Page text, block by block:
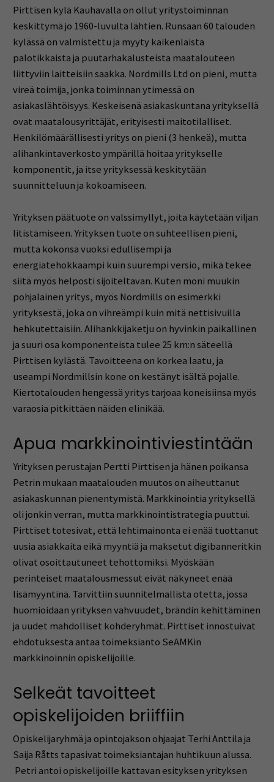
Pirttisen kylä Kauhavalla on ollut yritystoiminnan
keskittymä jo 1960-luvulta lähtien. Runsaan 60 talouden
kylässä on valmistettu ja myyty kaikenlaista
palotikkaista ja puutarhakalusteista maatalouteen
liittyviin laitteisiin saakka. Nordmills Ltd on pieni, mutta
vireä toimija, jonka toiminnan ytimessä on
asiakaslähtöisyys. Keskeisenä asiakaskuntana yrityksellä
ovat maatalousyrittäjät, erityisesti maitotilalliset.
Henkilömäärällisesti yritys on pieni (3 henkeä), mutta
alihankintaverkosto ympärillä hoitaa yritykselle
komponentit, ja itse yrityksessä keskitytään
suunnitteluun ja kokoamiseen.
Yrityksen päätuote on valssimyllyt, joita käytetään viljan
litistämiseen. Yrityksen tuote on suhteellisen pieni,
mutta kokonsa vuoksi edullisempi ja
energiatehokkaampi kuin suurempi versio, mikä tekee
siitä myös helposti sijoiteltavan. Kuten moni muukin
pohjalainen yritys, myös Nordmills on esimerkki
yrityksestä, joka on vihreämpi kuin mitä nettisivuilla
hehkutettaisiin. Alihankkijaketju on hyvinkin paikallinen
ja suuri osa komponenteista tulee 25 km:n säteellä
Pirttisen kylästä. Tavoitteena on korkea laatu, ja
useampi Nordmillsin kone on kestänyt isältä pojalle.
Kiertotalouden hengessä yritys tarjoaa koneisiinsa myös
varaosia pitkittäen näiden elinikää.
Apua markkinointiviestintään
Yrityksen perustajan Pertti Pirttisen ja hänen poikansa
Petrin mukaan maatalouden muutos on aiheuttanut
asiakaskunnan pienentymistä. Markkinointia yrityksellä
oli jonkin verran, mutta markkinointistrategia puuttui.
Pirttiset totesivat, että lehtimainonta ei enää tuottanut
uusia asiakkaita eikä myyntiä ja maksetut digibanneritkin
olivat osoittautuneet tehottomiksi. Myöskään
perinteiset maatalousmessut eivät näkyneet enää
lisämyyntinä. Tarvittiin suunnitelmallista otetta, jossa
huomioidaan yrityksen vahvuudet, brändin kehittäminen
ja uudet mahdolliset kohderyhmät. Pirttiset innostuivat
ehdotuksesta antaa toimeksianto SeAMKin
markkinoinnin opiskelijoille.
Selkeät tavoitteet
opiskelijoiden briiffiin
Opiskelijaryhmä ja opintojakson ohjaajat Terhi Anttila ja
Saija Råtts tapasivat toimeksiantajan huhtikuun alussa.
Petri antoi opiskelijoille kattavan esityksen yrityksen